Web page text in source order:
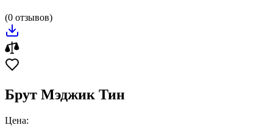
(0 отзывов)
Брут Мэджик Тин
Цена: